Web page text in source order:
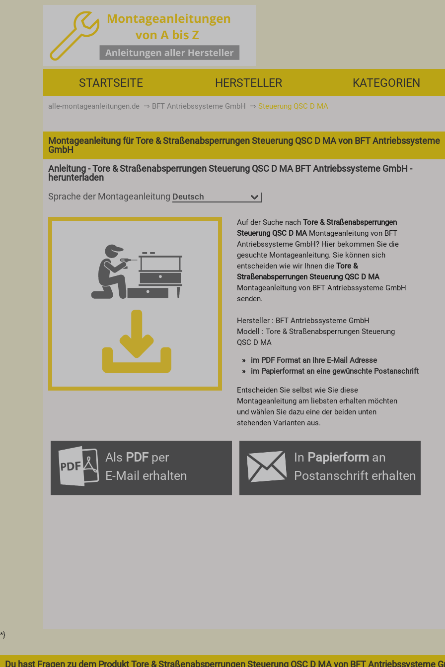
STARTSEITE HERSTELLER KATEGORIEN
alle-montageanleitungen.de ⇒ BFT Antriebssysteme GmbH ⇒ Steuerung QSC D MA
Montageanleitung für Tore & Straßenabsperrungen Steuerung QSC D MA von BFT Antriebssysteme
GmbH
Anleitung - Tore & Straßenabsperrungen Steuerung QSC D MA BFT Antriebssysteme GmbH -
herunterladen
Sprache der Montageanleitung
Auf der Suche nach Tore & Straßenabsperrungen
Steuerung QSC D MAMontageanleitung von BFT
Antriebssysteme GmbH? Hier bekommen Sie die
gesuchte Montageanleitung. Sie können sich
entscheiden wie wir Ihnen die Tore &
Straßenabsperrungen Steuerung QSC D MA
Montageanleitung von BFT Antriebssysteme GmbH
senden.
Hersteller : BFT Antriebssysteme GmbH
Modell : Tore & Straßenabsperrungen Steuerung
QSC D MA
im PDF Format an Ihre E-Mail Adresse
im Papierformat an eine gewünschte Postanschrift
Entscheiden Sie selbst wie Sie diese
Montageanleitung am liebsten erhalten möchten
und wählen Sie dazu eine der beiden unten
stehenden Varianten aus.
Als PDF per
E-Mail erhalten
In Papierform an
Postanschrift erhalten
*}
Du hast Fragen zu dem Produkt Tore & Straßenabsperrungen Steuerung QSC D MA von BFT Antriebssysteme